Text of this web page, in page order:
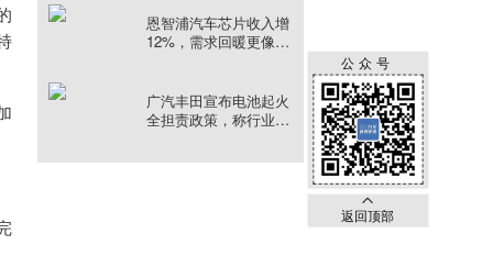
公众号
返回顶部
恩智浦汽车芯片收入增
12%，需求回暖更像结
广汽丰田宣布电池起火
全担责政策，称行业首